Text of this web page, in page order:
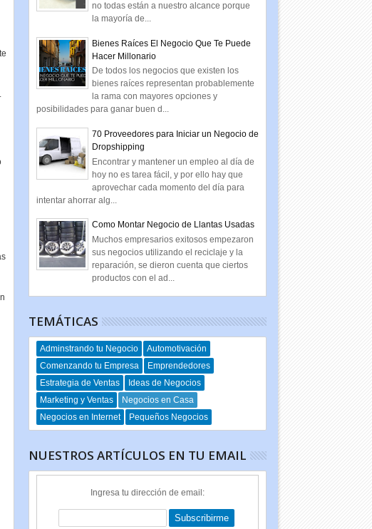
no todas están a nuestro alcance porque
la mayoría de...
Bienes Raíces El Negocio Que Te Puede
Hacer Millonario
De todos los negocios que existen los
bienes raíces representan probablemente
la rama con mayores opciones y
posibilidades para ganar buen d...
70 Proveedores para Iniciar un Negocio de
Dropshipping
Encontrar y mantener un empleo al día de
hoy no es tarea fácil, y por ello hay que
aprovechar cada momento del día para
intentar ahorrar alg...
Como Montar Negocio de Llantas Usadas
Muchos empresarios exitosos empezaron
sus negocios utilizando el reciclaje y la
reparación, se dieron cuenta que ciertos
productos con el ad...
TEMÁTICAS
Adminstrando tu Negocio
Automotivación
Comenzando tu Empresa
Emprendedores
Estrategia de Ventas
Ideas de Negocios
Marketing y Ventas
Negocios en Casa
Negocios en Internet
Pequeños Negocios
NUESTROS ARTÍCULOS EN TU EMAIL
Ingresa tu dirección de email: